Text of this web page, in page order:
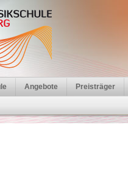
Angebote Preisträger